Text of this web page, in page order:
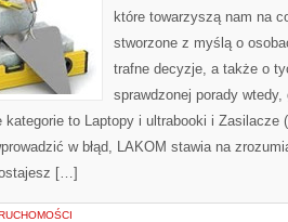
które towarzyszą nam na
stworzone z myślą o
trafne decyzje, a także o
sprawdzonej porady
kategorie to Laptopy i ultrabooki i
w błąd, LAKOM stawia na
[…]